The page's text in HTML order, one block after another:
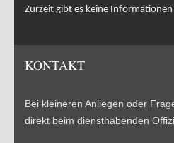
Zurzeit gibt es keine
KONTAKT
Bei kleineren Anliegen oder
direkt beim diensthabenden